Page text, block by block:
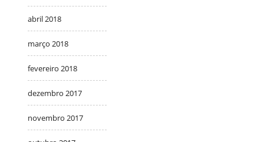
abril 2018
março 2018
fevereiro 2018
dezembro 2017
novembro 2017